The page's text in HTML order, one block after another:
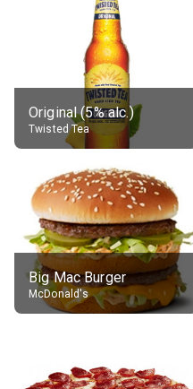
Original (5% alc.)
Twisted Tea
Big Mac Burger
McDonald's